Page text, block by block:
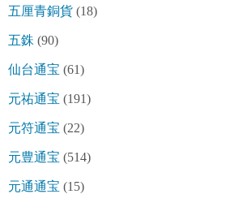
五厘青銅貨 (18)
五銖 (90)
仙台通宝 (61)
元祐通宝 (191)
元符通宝 (22)
元豊通宝 (514)
元通通宝 (15)